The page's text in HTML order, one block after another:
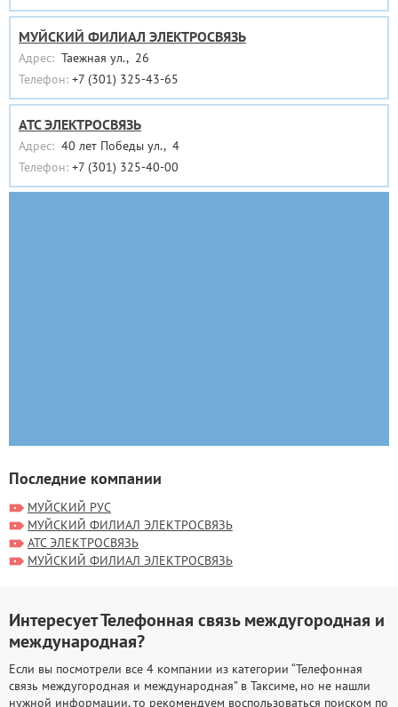
МУЙСКИЙ ФИЛИАЛ ЭЛЕКТРОСВЯЗЬ
Адрес: Таежная ул., 26
Телефон: +7 (301) 325-43-65
АТС ЭЛЕКТРОСВЯЗЬ
Адрес: 40 лет Победы ул., 4
Телефон: +7 (301) 325-40-00
Последние компании
МУЙСКИЙ РУС
МУЙСКИЙ ФИЛИАЛ ЭЛЕКТРОСВЯЗЬ
АТС ЭЛЕКТРОСВЯЗЬ
МУЙСКИЙ ФИЛИАЛ ЭЛЕКТРОСВЯЗЬ
Интересует Телефонная связь междугородная и
международная?
Если вы посмотрели все 4 компании из категории “Телефонная
связь междугородная и международная” в Таксиме, но не нашли
нужной информации, то рекомендуем воспользоваться поиском по